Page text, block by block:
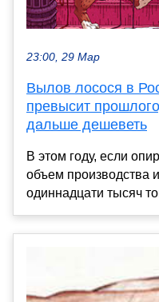
23:00, 29 Мар
Вылов лосося в
превысит
дальше дешеветь
В этом году, если
объем производства
одиннадцати тысяч